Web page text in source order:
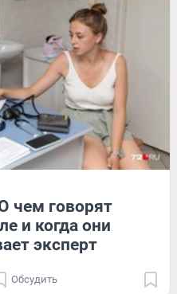
чем говорят
и когда они
эксперт
Обсудить